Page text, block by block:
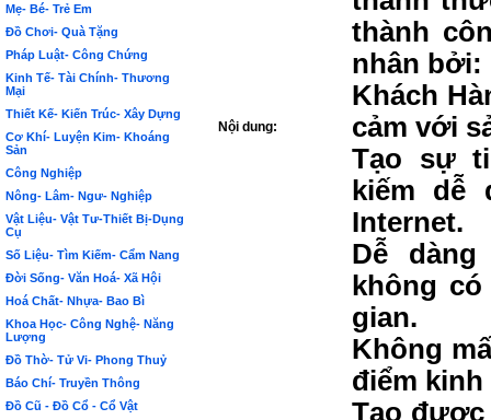
Mẹ- Bé- Trẻ Em
Đồ Chơi- Quà Tặng
Pháp Luật- Công Chứng
Kinh Tế- Tài Chính- Thương
Mại
Thiết Kế- Kiến Trúc- Xây Dựng
Cơ Khí- Luyện Kim- Khoáng
Sản
Công Nghiệp
Nông- Lâm- Ngư- Nghiệp
Vật Liệu- Vật Tư-Thiết Bị-Dụng
Cụ
Số Liệu- Tìm Kiếm- Cẩm Nang
Đời Sống- Văn Hoá- Xã Hội
Hoá Chất- Nhựa- Bao Bì
Khoa Học- Công Nghệ- Năng
Lượng
Đồ Thờ- Tử Vi- Phong Thuỷ
Báo Chí- Truyền Thông
Đồ Cũ - Đồ Cổ - Cổ Vật
Nội dung:
thành
nhân bởi:
Khách
cảm với
Tạo sự
kiếm dễ
Internet.
Dễ
không
gian.
Không
điểm kinh
Tạo được